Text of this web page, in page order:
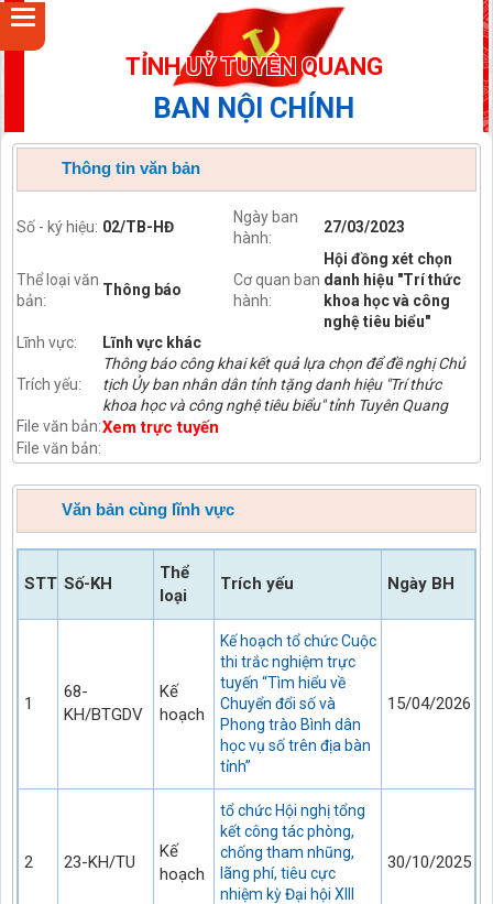
TỈNH UỶ TUYÊN QUANG
BAN NỘI CHÍNH
Thông tin văn bản
Số - ký hiệu: 02/TB-HĐ
Ngày ban
hành:
27/03/2023
Thể loại văn
bản:
Thông báo
Cơ quan ban
hành:
Hội đồng xét chọn
danh hiệu "Trí thức
khoa học và công
nghệ tiêu biểu"
Lĩnh vực:
Lĩnh vực khác
Trích yếu:
Thông báo công khai kết quả lựa chọn để đề nghị Chủ
tịch Ủy ban nhân dân tỉnh tặng danh hiệu "Trí thức
khoa học và công nghệ tiêu biểu" tỉnh Tuyên Quang
File văn bản:Xem trực tuyến
File văn bản:
Văn bản cùng lĩnh vực
STT Số-KH
Thể
loại
Trích yếu Ngày BH
1
68-
KH/BTGDV
Kế
hoạch
Kế hoạch tổ chức Cuộc
thi trắc nghiệm trực
tuyến “Tìm hiểu về
Chuyển đổi số và
Phong trào Bình dân
học vụ số trên địa bàn
tỉnh”
15/04/2026
2 23-KH/TU
Kế
hoạch
tổ chức Hội nghị tổng
kết công tác phòng,
chống tham nhũng,
lãng phí, tiêu cực
nhiệm kỳ Đại hội XIII
30/10/2025